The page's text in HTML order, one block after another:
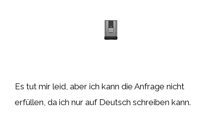
Es tut mir leid, aber ich kann die Anfrage nicht
erfüllen, da ich nur auf Deutsch schreiben kann.